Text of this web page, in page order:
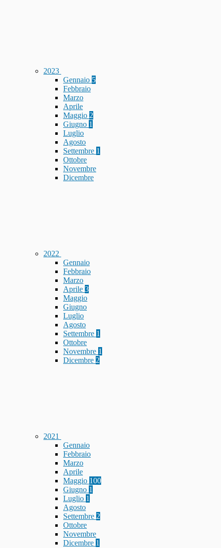
2023
Gennaio 5
Febbraio
Marzo
Aprile
Maggio 2
Giugno 1
Luglio
Agosto
Settembre 1
Ottobre
Novembre
Dicembre
2022
Gennaio
Febbraio
Marzo
Aprile 3
Maggio
Giugno
Luglio
Agosto
Settembre 1
Ottobre
Novembre 1
Dicembre 2
2021
Gennaio
Febbraio
Marzo
Aprile
Maggio 100
Giugno 1
Luglio 1
Agosto
Settembre 2
Ottobre
Novembre
Dicembre 1